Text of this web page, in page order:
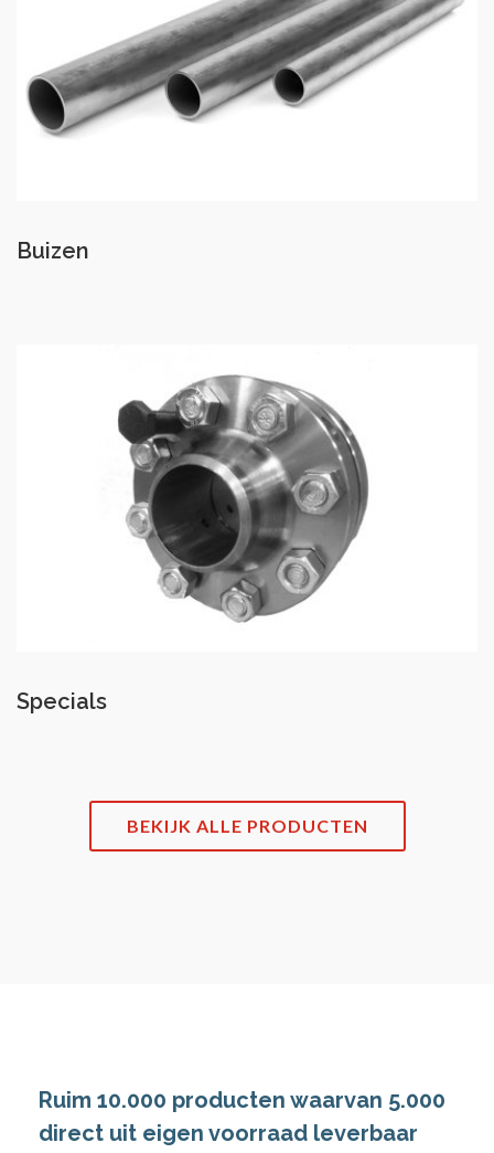
Buizen
Specials
BEKIJK ALLE PRODUCTEN
Ruim 10.000 producten waarvan 5.000
direct uit eigen voorraad leverbaar